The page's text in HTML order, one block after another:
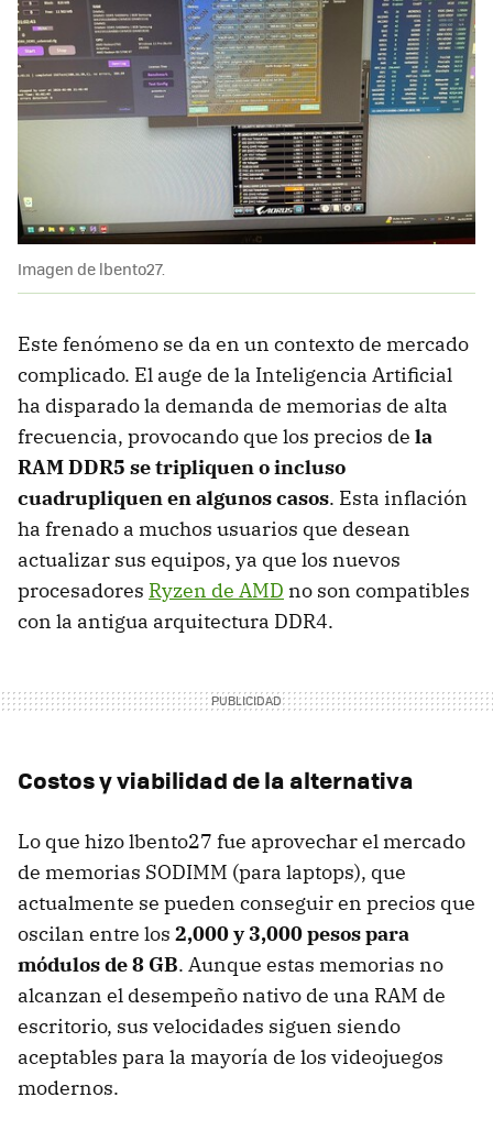
Imagen de lbento27.
Este fenómeno se da en un contexto de mercado
complicado. El auge de la Inteligencia Artificial
ha disparado la demanda de memorias de alta
frecuencia, provocando que los precios de la
RAM DDR5 se tripliquen o incluso
cuadrupliquen en algunos casos. Esta inflación
ha frenado a muchos usuarios que desean
actualizar sus equipos, ya que los nuevos
procesadores Ryzen de AMD no son compatibles
con la antigua arquitectura DDR4.
Costos y viabilidad de la alternativa
Lo que hizo lbento27 fue aprovechar el mercado
de memorias SODIMM (para laptops), que
actualmente se pueden conseguir en precios que
oscilan entre los 2,000 y 3,000 pesos para
módulos de 8 GB. Aunque estas memorias no
alcanzan el desempeño nativo de una RAM de
escritorio, sus velocidades siguen siendo
aceptables para la mayoría de los videojuegos
modernos.